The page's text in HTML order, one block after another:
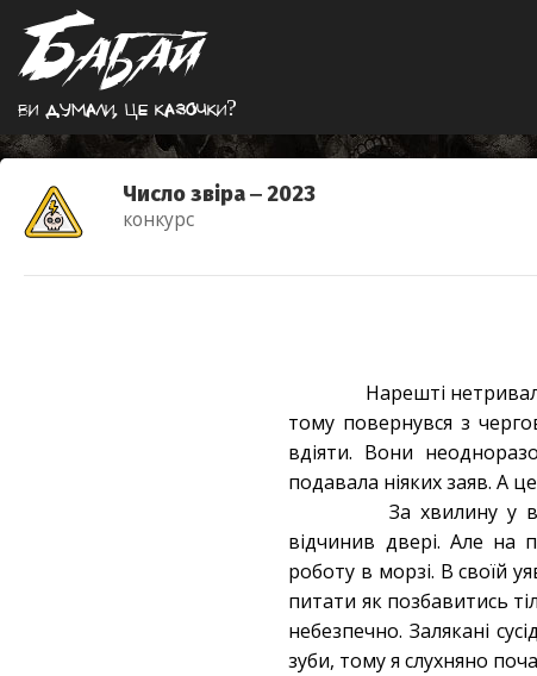
Ви думали, це казочки?
Число звіра ‒ 2023
конкурс
Нарешті
тому повернувся з
вдіяти. Вони
подавала ніяких заяв. А
За хвилину у
відчинив двері. Але на
роботу в морзі. В своїй
питати як позбавитись
небезпечно. Залякані
зуби, тому я слухняно